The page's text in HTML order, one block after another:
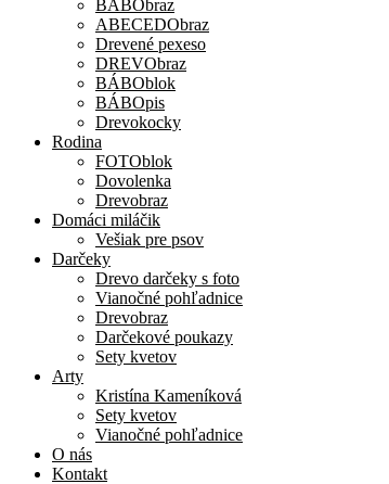
BÁBObraz
ABECEDObraz
Drevené pexeso
DREVObraz
BÁBOblok
BÁBOpis
Drevokocky
Rodina
FOTOblok
Dovolenka
Drevobraz
Domáci miláčik
Vešiak pre psov
Darčeky
Drevo darčeky s foto
Vianočné pohľadnice
Drevobraz
Darčekové poukazy
Sety kvetov
Arty
Kristína Kameníková
Sety kvetov
Vianočné pohľadnice
O nás
Kontakt